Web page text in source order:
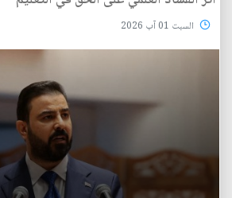
السبت 01 آب 2026